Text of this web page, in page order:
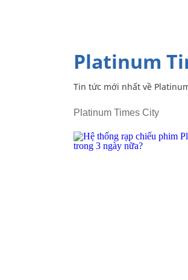
Platinum
Tin tức mới nhất về
Platinum Times City